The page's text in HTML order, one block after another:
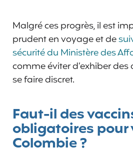
Malgré ces progrès, il est
prudent en voyage et de
sécurité du Ministère des
comme éviter d’exhiber
se faire discret.
Faut-il des
obligatoires pour
Colombie ?